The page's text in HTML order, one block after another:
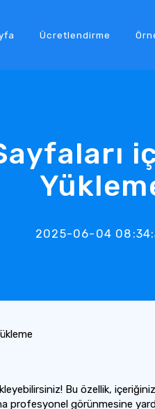
Ücretlendirme
2025-06-04
Bu özellik,
profesyonel görünmesine